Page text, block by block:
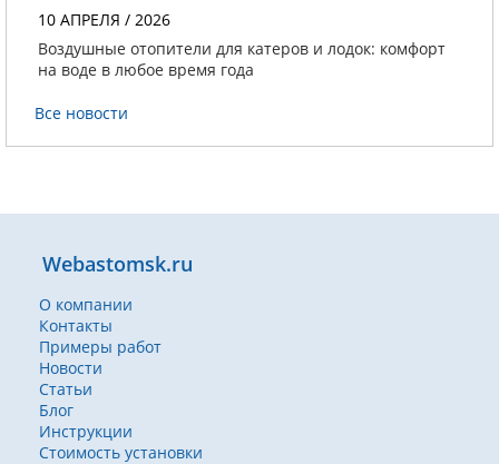
10 АПРЕЛЯ / 2026
Воздушные отопители для катеров и лодок: комфорт
на воде в любое время года
Все новости
Webastomsk.ru
О компании
Контакты
Примеры работ
Новости
Статьи
Блог
Инструкции
Стоимость установки